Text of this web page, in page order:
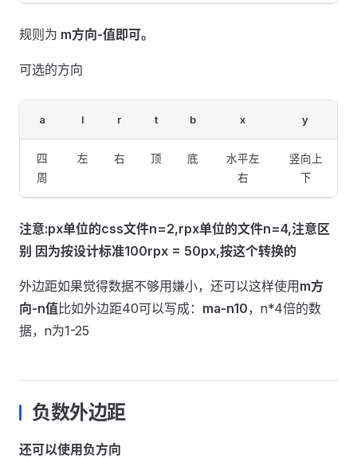
规则为 m方向-值即可。
可选的方向
a l r t b x y
四
周
左 右 顶 底
水平左
右
竖向上
下
注意:px单位的css文件n=2,rpx单位的文件n=4,注意区
别 因为按设计标准100rpx = 50px,按这个转换的
外边距如果觉得数据不够用嫌小，还可以这样使用 m方
向-n值比如外边距40可以写成： ma-n10，n*4倍的数
据，n为1-25
负数外边距
还可以使用负方向